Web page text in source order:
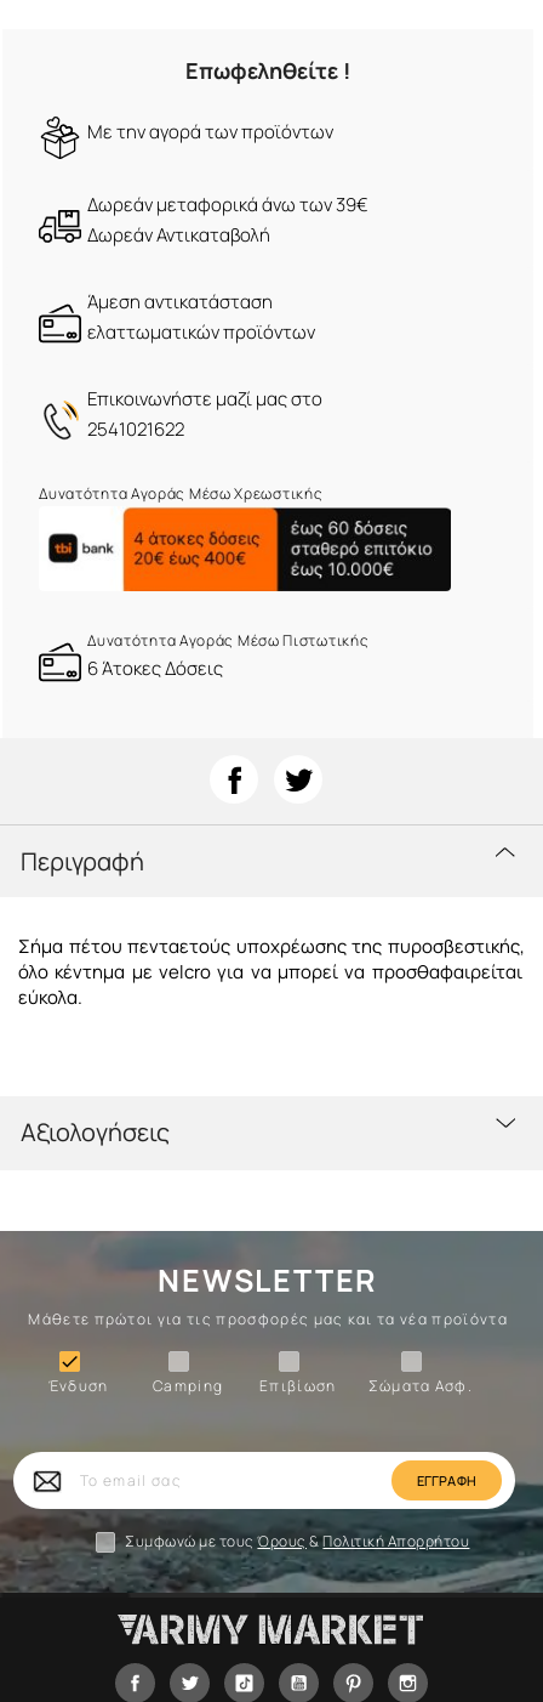
Επωφεληθείτε !
Mε την αγορά των προϊόντων
Δωρεάν μεταφορικά άνω των 39€
Δωρεάν Αντικαταβολή
Άμεση αντικατάσταση
ελαττωματικών προϊόντων
Eπικοινωνήστε μαζί μας στο
2541021622
Δυνατότητα Αγοράς Μέσω Χρεωστικής
Δυνατότητα Αγοράς Μέσω Πιστωτικής
6 Άτοκες Δόσεις
Περιγραφή
Σήμα πέτου πενταετούς υποχρέωσης της πυροσβεστικής,
όλο κέντημα με velcro για να μπορεί να προσθαφαιρείται
εύκολα.
Αξιολογήσεις
NEWSLETTER
Μάθετε πρώτοι για τις προσφορές μας και τα νέα προϊόντα
Σώματα Ασφ.
Επιβίωση
Camping
Ένδυση

Ένδυση
Το
email
σας
Συμφωνώ με τουςΌρους &Πολιτική Απορρήτου
FacebookTwitter Tiktok YouTube Pinterest